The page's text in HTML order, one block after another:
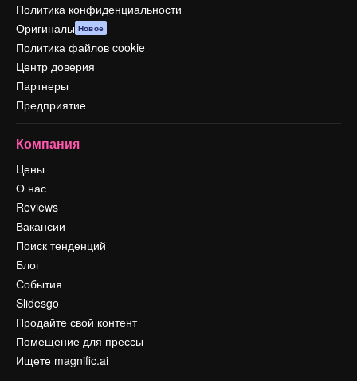
Политика конфиденциальности
Оригиналы Новое
Политика файлов cookie
Центр доверия
Партнеры
Предприятие
Компания
Цены
О нас
Reviews
Вакансии
Поиск тенденций
Блог
События
Slidesgo
Продайте свой контент
Помещение для прессы
Ищете magnific.ai